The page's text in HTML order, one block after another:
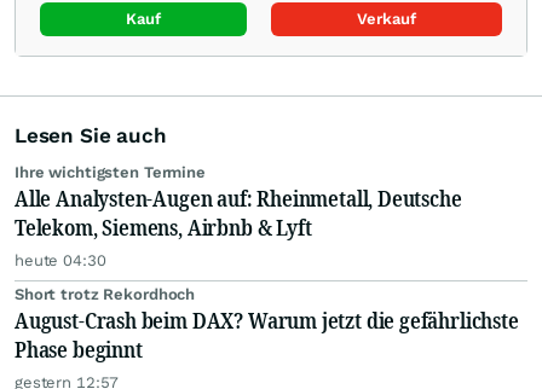
Kauf Verkauf
Lesen Sie auch
Ihre wichtigsten Termine
Alle Analysten-Augen auf: Rheinmetall, Deutsche
Telekom, Siemens, Airbnb & Lyft
heute 04:30
Short trotz Rekordhoch
August-Crash beim DAX? Warum jetzt die gefährlichste
Phase beginnt
gestern 12:57